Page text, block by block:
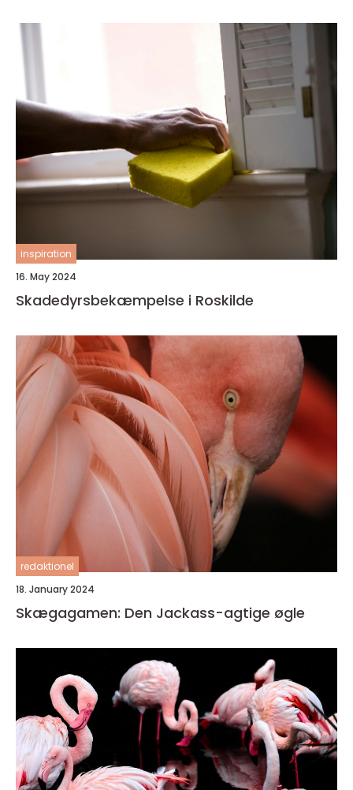
inspiration
16. May 2024
Skadedyrsbekæmpelse i Roskilde
redaktionel
18. January 2024
Skægagamen: Den Jackass-agtige øgle